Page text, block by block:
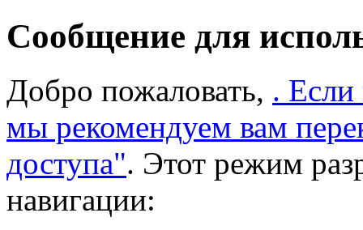
Сообщение для
Добро пожаловать, . Если
мы рекомендуем вам
доступа". Этот режим
навигации: